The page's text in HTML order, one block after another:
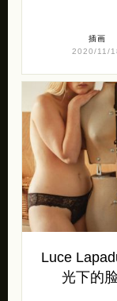
插画
2020/11/
Luce
光下的